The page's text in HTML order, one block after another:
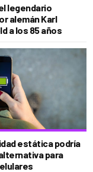
legendario
alemán Karl
a los 85 años
estática podría
para